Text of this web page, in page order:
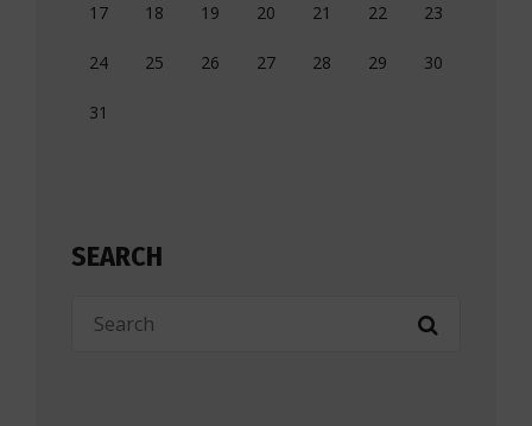
17 18 19 20 21 22 23
24 25 26 27 28 29 30
31
SEARCH